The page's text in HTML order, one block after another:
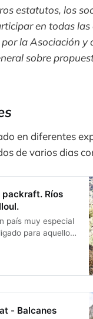
estatutos, los
en todas
la Asociación y
sobre
en diferentes
de varios dias
packraft. Ríos
país muy especial
para aquellos
Cuando
- Balcanes